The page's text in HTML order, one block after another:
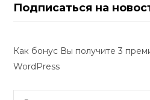
Подписаться на
Как бонус Вы получите 3
WordPress